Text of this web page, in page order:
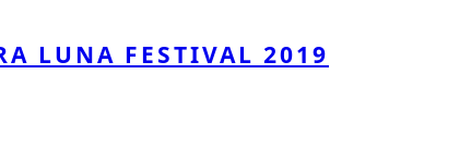
LUNA FESTIVAL 2019